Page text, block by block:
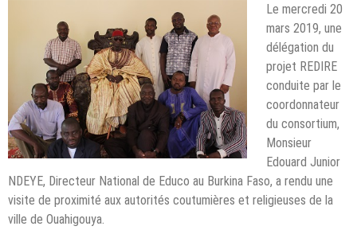
Le mercredi 20
mars 2019, une
délégation du
projet REDIRE
conduite par le
coordonnateur
du consortium,
Monsieur
Edouard Junior
NDEYE, Directeur National de Educo au Burkina Faso, a rendu une
visite de proximité aux autorités coutumières et religieuses de la
ville de Ouahigouya.